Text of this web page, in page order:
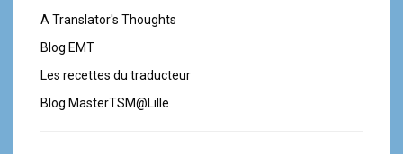
A Translator's Thoughts
Blog EMT
Les recettes du traducteur
Blog MasterTSM@Lille